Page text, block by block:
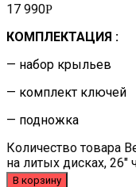
17 990Р
КОМПЛЕКТАЦИЯ :
— набор крыльев
— комплект ключей
— подножка
Количество товара
на литых дисках, 26"
В корзину